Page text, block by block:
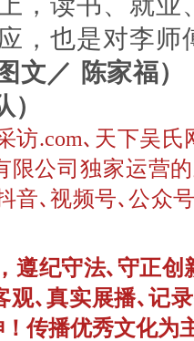
，也是对李师
图文／ 陈家福
访.com､天下吴
限公司独家运营
音､视频号､公众
遵纪守法､守正创
观､真实展播､记
传播优秀文化为